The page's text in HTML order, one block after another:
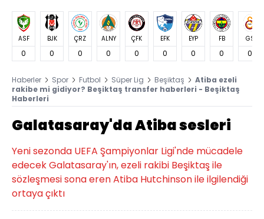
ASF
0
BJK
0
ÇRZ
0
ALNY
0
ÇFK
0
EFK
0
EYP
0
FB
0
GS
0
Haberler Spor Futbol Süper Lig Beşiktaş
Atiba ezeli
rakibe mi gidiyor? Beşiktaş transfer haberleri - Beşiktaş
Haberleri
Galatasaray'da Atiba sesleri
Yeni sezonda UEFA Şampiyonlar Ligi'nde mücadele
edecek Galatasaray'ın, ezeli rakibi Beşiktaş ile
sözleşmesi sona eren Atiba Hutchinson ile ilgilendiği
ortaya çıktı